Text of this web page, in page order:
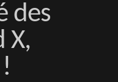
des
X,